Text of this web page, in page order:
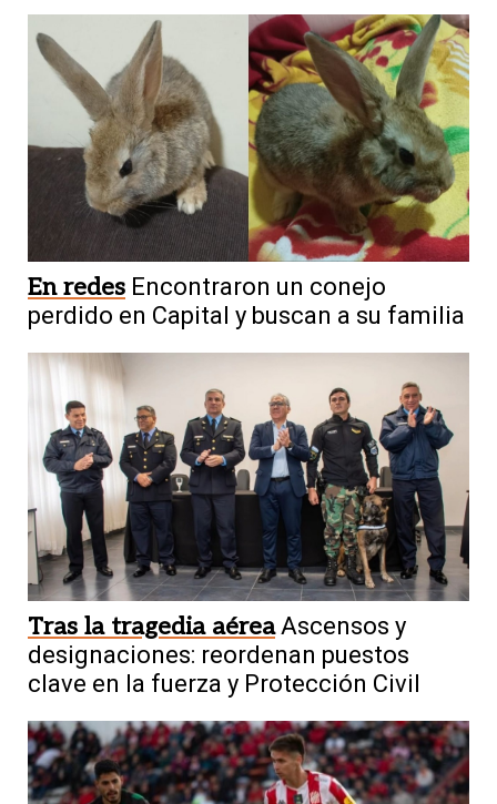
En redes Encontraron un conejo
perdido en Capital y buscan a su familia
Tras la tragedia aérea Ascensos y
designaciones: reordenan puestos
clave en la fuerza y Protección Civil